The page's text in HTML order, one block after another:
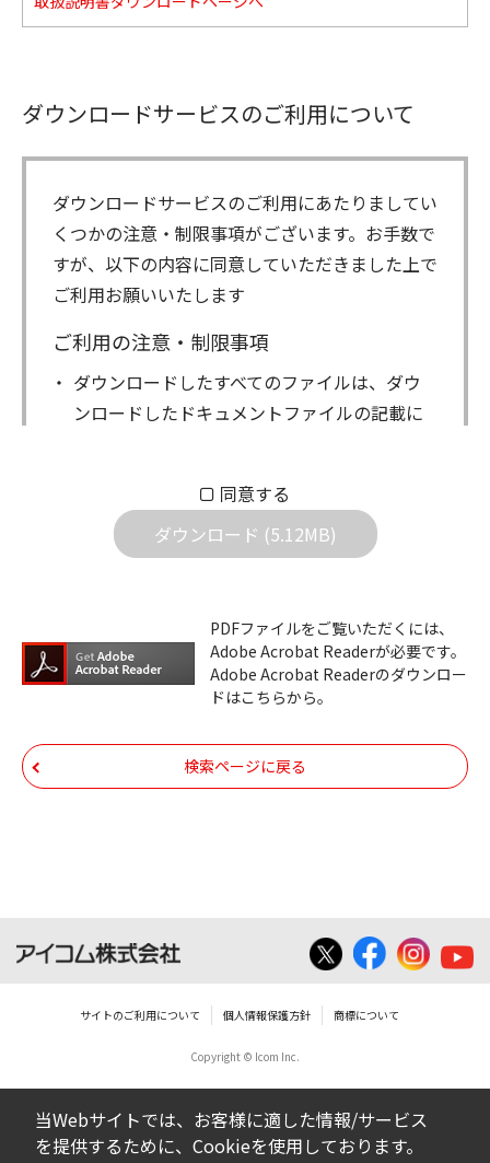
ダウンロードサービスのご利用について
ダウンロードサービスのご利用にあたりましてい
くつかの注意・制限事項がございます。お手数で
すが、以下の内容に同意していただきました上で
ご利用お願いいたします
ご利用の注意・制限事項
ダウンロードしたすべてのファイルは、ダウ
ンロードしたドキュメントファイルの記載に
社は一切の責任を負いません。また、ファイ
ルの内容などの変更は一切行わないでくださ
機器のコントロールコマンドの仕様書、およ
びその他すべてのダウンロードファイルにつ
いての著作権を含むすべての権利は、アイコ
帰属します。ダウンロードしたファイルは、
個人で使用される以外にはご使用できませ
せんのでご了承ください。
告なく改良及び変更される場合があります。
ダウンロードサービスに掲載していますBIOS/
ファームウェアデータにつきましては、パソ
コンの基本システムを制御する重要なデータ
ですから、データの書換中に誤操作や中断に
同意する
ダウンロード (5.12MB)
PDFファイルをご覧いただくには、
Adobe Acrobat Readerが必要です。
Adobe Acrobat Readerのダウンロー
ドはこちらから。
検索ページに戻る
サイトのご利用について 個人情報保護方針 商標について
Copyright © Icom Inc.
当Webサイトでは、お客様に適した情報/サービス
を提供するために、Cookieを使用しております。